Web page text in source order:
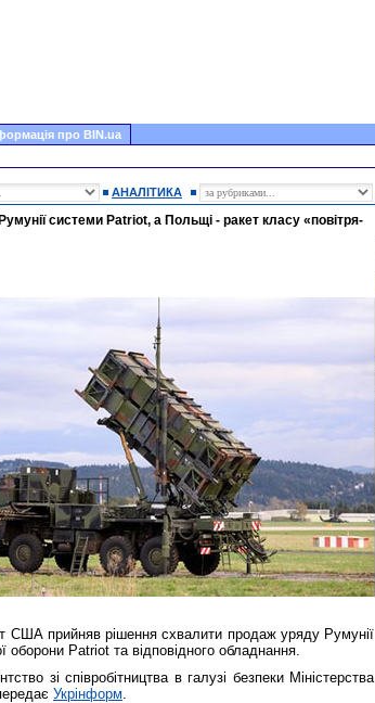
про BIN.ua
АНАЛІТИКА
системи Patriot, а Польщі - ракет класу «повітря-
США прийняв рішення схвалити продаж уряду Румунії
оборони Patriot та відповідного обладнання.
зі співробітництва в галузі безпеки Міністерства
Укрінформ.